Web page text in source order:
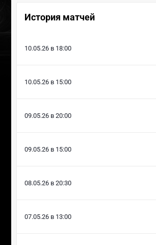
История матчей
10.05.26 в 18:00
10.05.26 в 15:00
09.05.26 в 20:00
09.05.26 в 15:00
08.05.26 в 20:30
07.05.26 в 13:00